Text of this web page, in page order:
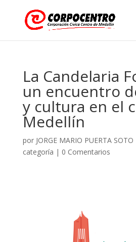
La Candelaria
un encuentro
y cultura en el
Medellín
por JORGE MARIO PUERTA SOTO
categoría | 0 Comentarios